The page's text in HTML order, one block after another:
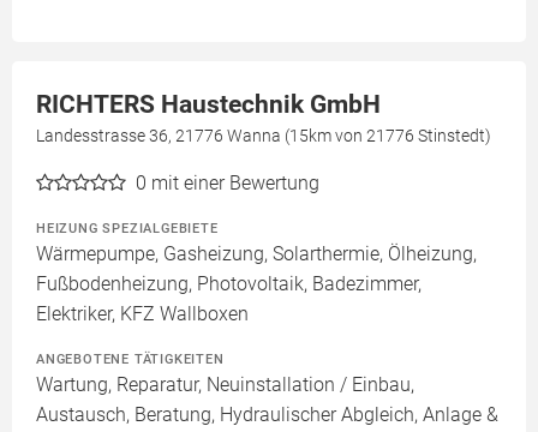
RICHTERS Haustechnik GmbH
Landesstrasse 36, 21776 Wanna (15km von 21776 Stinstedt)
0 mit einer Bewertung
HEIZUNG SPEZIALGEBIETE
Wärmepumpe, Gasheizung, Solarthermie, Ölheizung,
Fußbodenheizung, Photovoltaik, Badezimmer,
Elektriker, KFZ Wallboxen
ANGEBOTENE TÄTIGKEITEN
Wartung, Reparatur, Neuinstallation / Einbau,
Austausch, Beratung, Hydraulischer Abgleich, Anlage &